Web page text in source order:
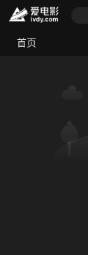
首页